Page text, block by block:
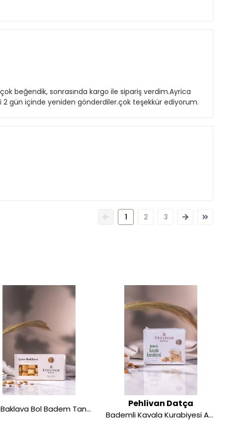
beğendik, sonrasında kargo ile sipariş verdim.Ayrica
gün içinde yeniden gönderdiler.çok teşekkür ediyorum.
1 2 3
Çıtır Baklava Bol Badem Taneli 400 gr Pehlivan Datça
Bademli Kavala Kurabiyesi Ay Kesim 250 gr